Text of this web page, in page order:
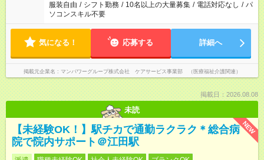
服装自由 / シフト勤務 / 10名以上の大量募集 / 電話対応なし / パ
ソコンスキル不要
気になる！ 応募する 詳細へ
掲載元企業名 マンパワーグループ株式会社 ケアサービス事業部 （医療福祉介護関連）
掲載日：2026.08.08
未読
NEW
【未経験OK！】駅チカで通勤ラクラク＊総合病
院で院内サポート＠江田駅